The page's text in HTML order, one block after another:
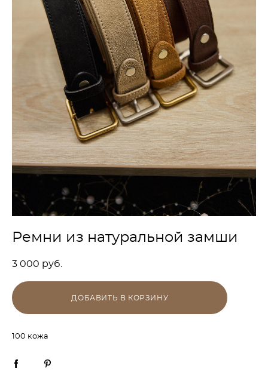
Ремни из натуральной замши
3 000 pуб.
ДОБАВИТЬ В КОРЗИНУ
100 кожа